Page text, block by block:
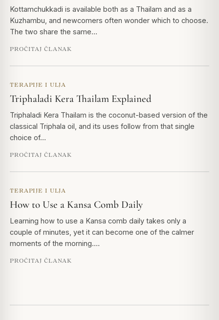
Kottamchukkadi is available both as a Thailam and as a
Kuzhambu, and newcomers often wonder which to choose.
The two share the same…
PROČITAJ ČLANAK
TERAPIJE I ULJA
Triphaladi Kera Thailam Explained
Triphaladi Kera Thailam is the coconut-based version of the
classical Triphala oil, and its uses follow from that single
choice of…
PROČITAJ ČLANAK
TERAPIJE I ULJA
How to Use a Kansa Comb Daily
Learning how to use a Kansa comb daily takes only a
couple of minutes, yet it can become one of the calmer
moments of the morning.…
PROČITAJ ČLANAK